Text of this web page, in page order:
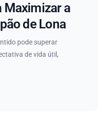
Maximizar a
de Lona
pode superar
de vida útil,